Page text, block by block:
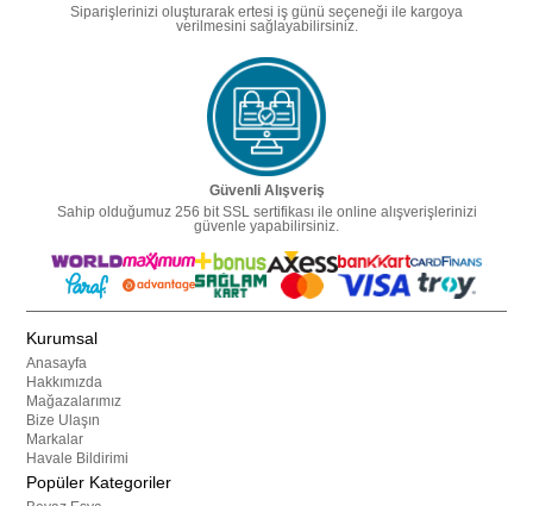
Siparişlerinizi oluşturarak ertesi iş günü seçeneği ile kargoya
verilmesini sağlayabilirsiniz.
Güvenli Alışveriş
Sahip olduğumuz 256 bit SSL sertifikası ile online alışverişlerinizi
güvenle yapabilirsiniz.
Kurumsal
Anasayfa
Hakkımızda
Mağazalarımız
Bize Ulaşın
Markalar
Havale Bildirimi
Popüler Kategoriler